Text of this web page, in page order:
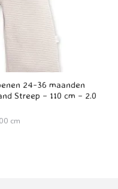
24-36 maanden
Streep – 110 cm – 2.0
cm